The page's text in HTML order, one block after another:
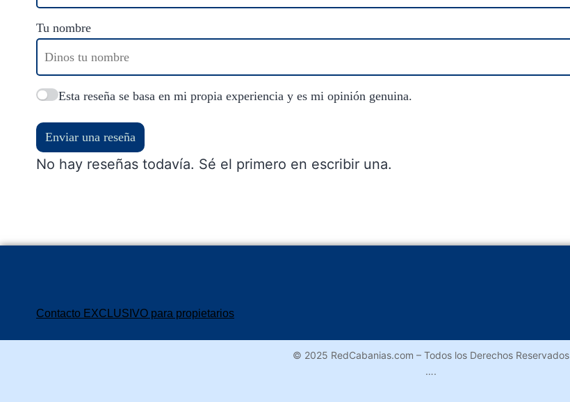
Tu nombre
Esta reseña se basa en mi propia experiencia y es mi opinión genuina.
Enviar una reseña
No hay reseñas todavía. Sé el primero en escribir una.
Contacto EXCLUSIVO para propietarios
© 2025 RedCabanias.com – Todos los Derechos Reservados
….